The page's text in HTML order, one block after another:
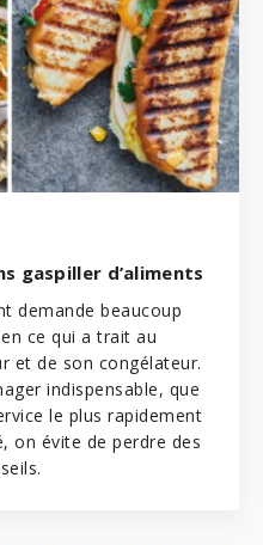
gaspiller d’aliments
demande beaucoup
ce qui a trait au
et de son congélateur.
indispensable, que
le plus rapidement
on évite de perdre des